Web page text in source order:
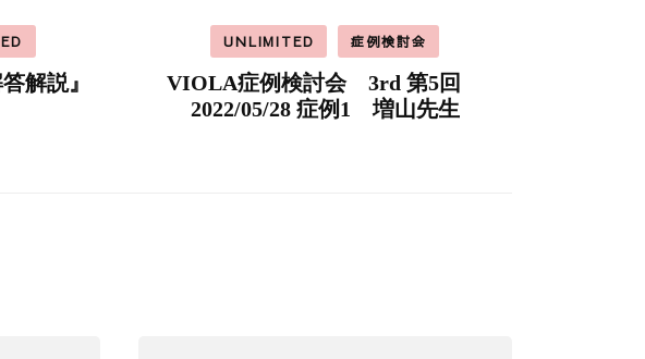
解説』
UNLIMITED 症例検討会
VIOLA症例検討会 3rd 第5回
2022/05/28 症例1 増山先生